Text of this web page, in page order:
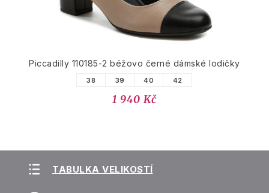
Piccadilly 110185-2 béžovo černé dámské lodičky
38 39 40 42
1 940 Kč
TABULKA VELIKOSTÍ